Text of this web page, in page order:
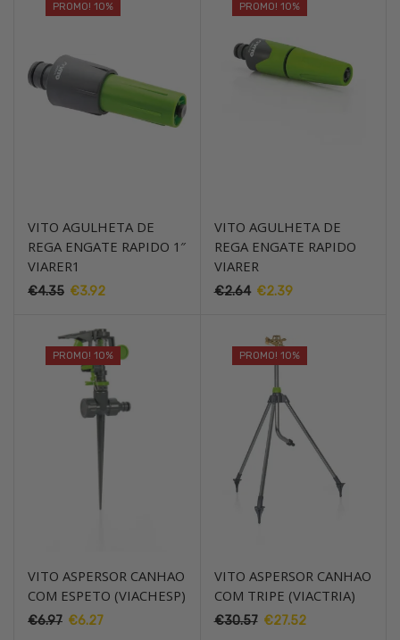
PROMO! 10%
VITO AGULHETA DE
REGA ENGATE RAPIDO 1″
VIARER1
€4.35 O
original
era:
€4.35.
€3.92
atual
é:
€3.92.
PROMO! 10%
VITO AGULHETA DE
REGA ENGATE RAPIDO
VIARER
€2.64 O
era:
€2.64.
€2.39O
é:
€2.39.
PROMO! 10%
VITO ASPERSOR CANHAO
COM ESPETO (VIACHESP)
€6.97 O
€6.27
PROMO! 10%
VITO ASPERSOR CANHAO
COM TRIPE (VIACTRIA)
€30.57 O
€27.52O